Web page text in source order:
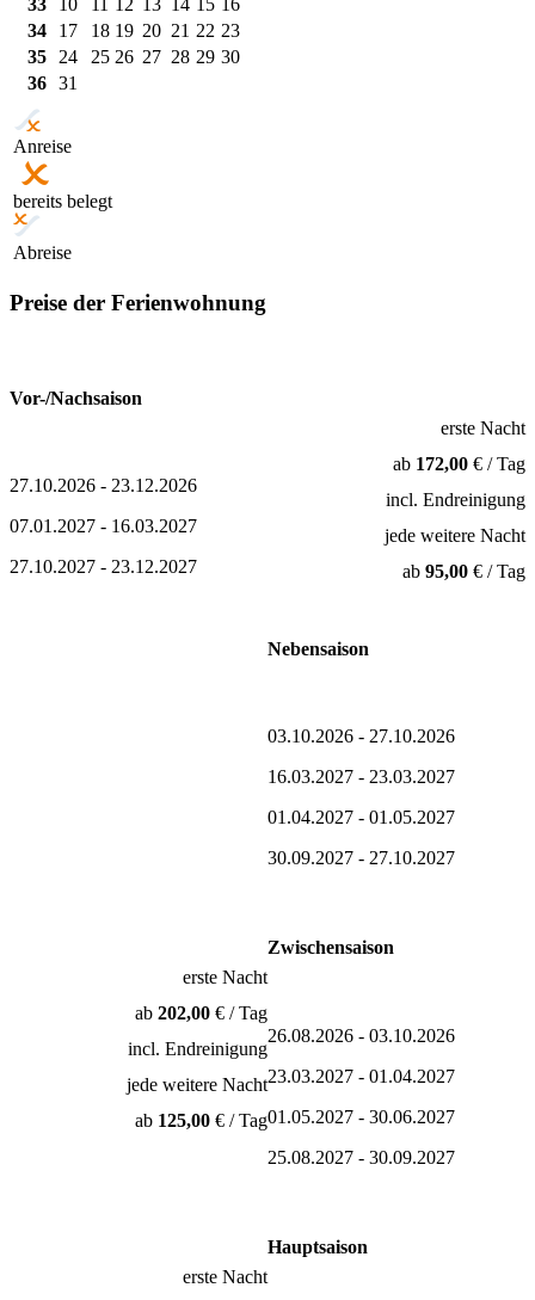
33 10 12 13 14 15
16
34
17 18 19 20 21 22 23
35
24 25 26 27 28 29 30
36 31
Anreise
bereits belegt
Abreise
Preise der Ferienwohnung
Vor-/Nachsaison
27.10.2026 - 23.12.2026
07.01.2027 - 16.03.2027
27.10.2027 - 23.12.2027
erste Nacht
ab 172,00€ / Tag
incl. Endreinigung
jede weitere Nacht
ab 95,00€ / Tag
Nebensaison
03.10.2026 - 27.10.2026
16.03.2027 - 23.03.2027
01.04.2027 - 01.05.2027
30.09.2027 - 27.10.2027
erste Nacht
ab 202,00€ / Tag
incl. Endreinigung
jede weitere Nacht
ab 125,00€ / Tag
Zwischensaison
26.08.2026 - 03.10.2026
23.03.2027 - 01.04.2027
01.05.2027 - 30.06.2027
25.08.2027 - 30.09.2027
erste Nacht
Hauptsaison